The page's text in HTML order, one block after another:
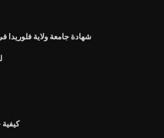
شهادة جامعة ولاية فلوريدا